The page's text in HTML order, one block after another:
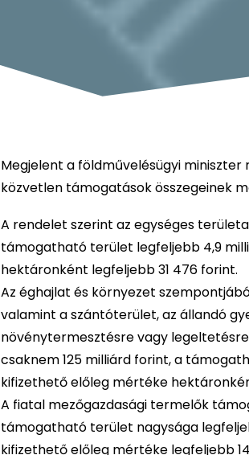
Megjelent a földművelésügyi
közvetlen támogatások összegeinek
A rendelet szerint az egységes
támogatható terület legfeljebb 4,9
hektáronként legfeljebb 31 476 forint.
Az éghajlat és környezet
valamint a szántóterület, az állandó
növénytermesztésre vagy
csaknem 125 milliárd forint, a
kifizethető előleg mértéke
A fiatal mezőgazdasági termelők
támogatható terület nagysága
kifizethető előleg mértéke legfeljebb